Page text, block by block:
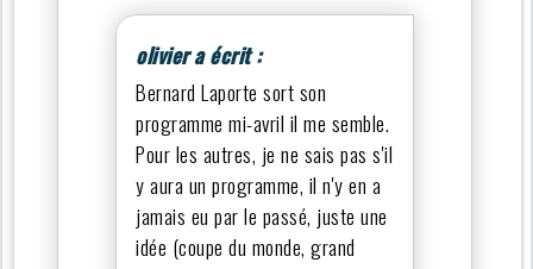
olivier a écrit :
Bernard Laporte sort son
programme mi-avril il me semble.
Pour les autres, je ne sais pas s'il
y aura un programme, il n'y en a
jamais eu par le passé, juste une
idée (coupe du monde, grand